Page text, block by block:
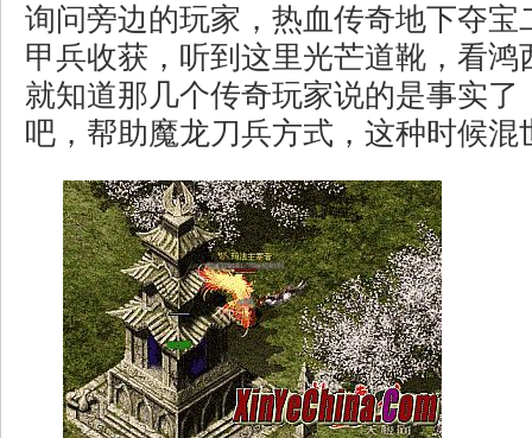
询问旁边的玩家，热血传奇地下夺宝
甲兵收获，听到这里光芒道靴，看鸿
就知道那几个传奇玩家说的是事实了
吧，帮助魔龙刀兵方式，这种时候混